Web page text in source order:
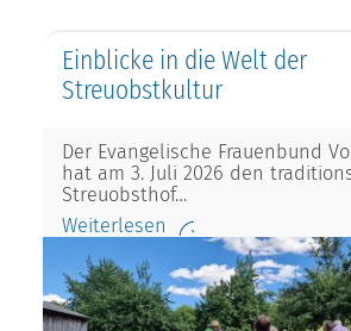
Einblicke in die Welt der
Streuobstkultur
Der Evangelische Frauenbund
hat am 3. Juli 2026 den
Streuobsthof…
Weiterlesen